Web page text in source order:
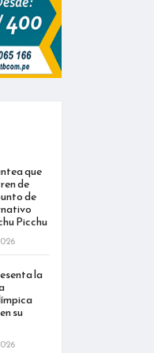
que
de
de
Picchu
la
su